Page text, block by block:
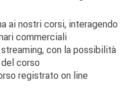
ai nostri corsi, interagendo
commerciali
con la possibilità
corso
registrato on line